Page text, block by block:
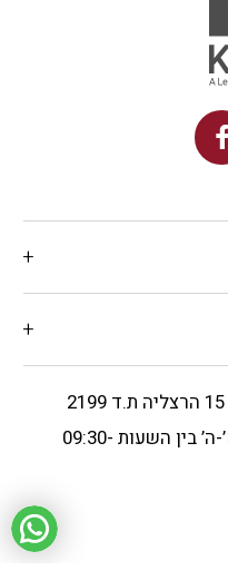
מענה טלפוני (ללא קבלת קהל) א’-ה’ בין השעות 09:30-